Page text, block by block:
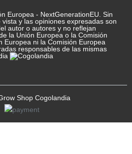
Europea - NextGenerationEU. Sin
y las opiniones expresadas son
autor o autores y no reflejan
la Unión Europea o la Comisión
Europea ni la Comisión Europea
responsables de las mismas
Shop Cogolandia